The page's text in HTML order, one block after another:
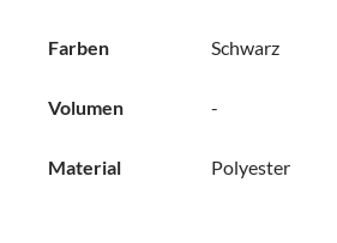
Farben Schwarz
Volumen -
Material Polyester